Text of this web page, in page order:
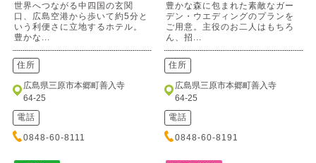
世界へつながる中四国の玄関
口、広島空港から歩いて約5分と
いう利便さに立地するホテル。
豊かな...
住所
広島県三原市本郷町善入寺
64-25
電話
0848-60-8111
豊かな森に包まれた素敵なガー
デン・ウエディングのプランを
ご用意。主役のお二人はもちろ
ん、招...
住所
広島県三原市本郷町善入寺
64-25
電話
0848-60-8191